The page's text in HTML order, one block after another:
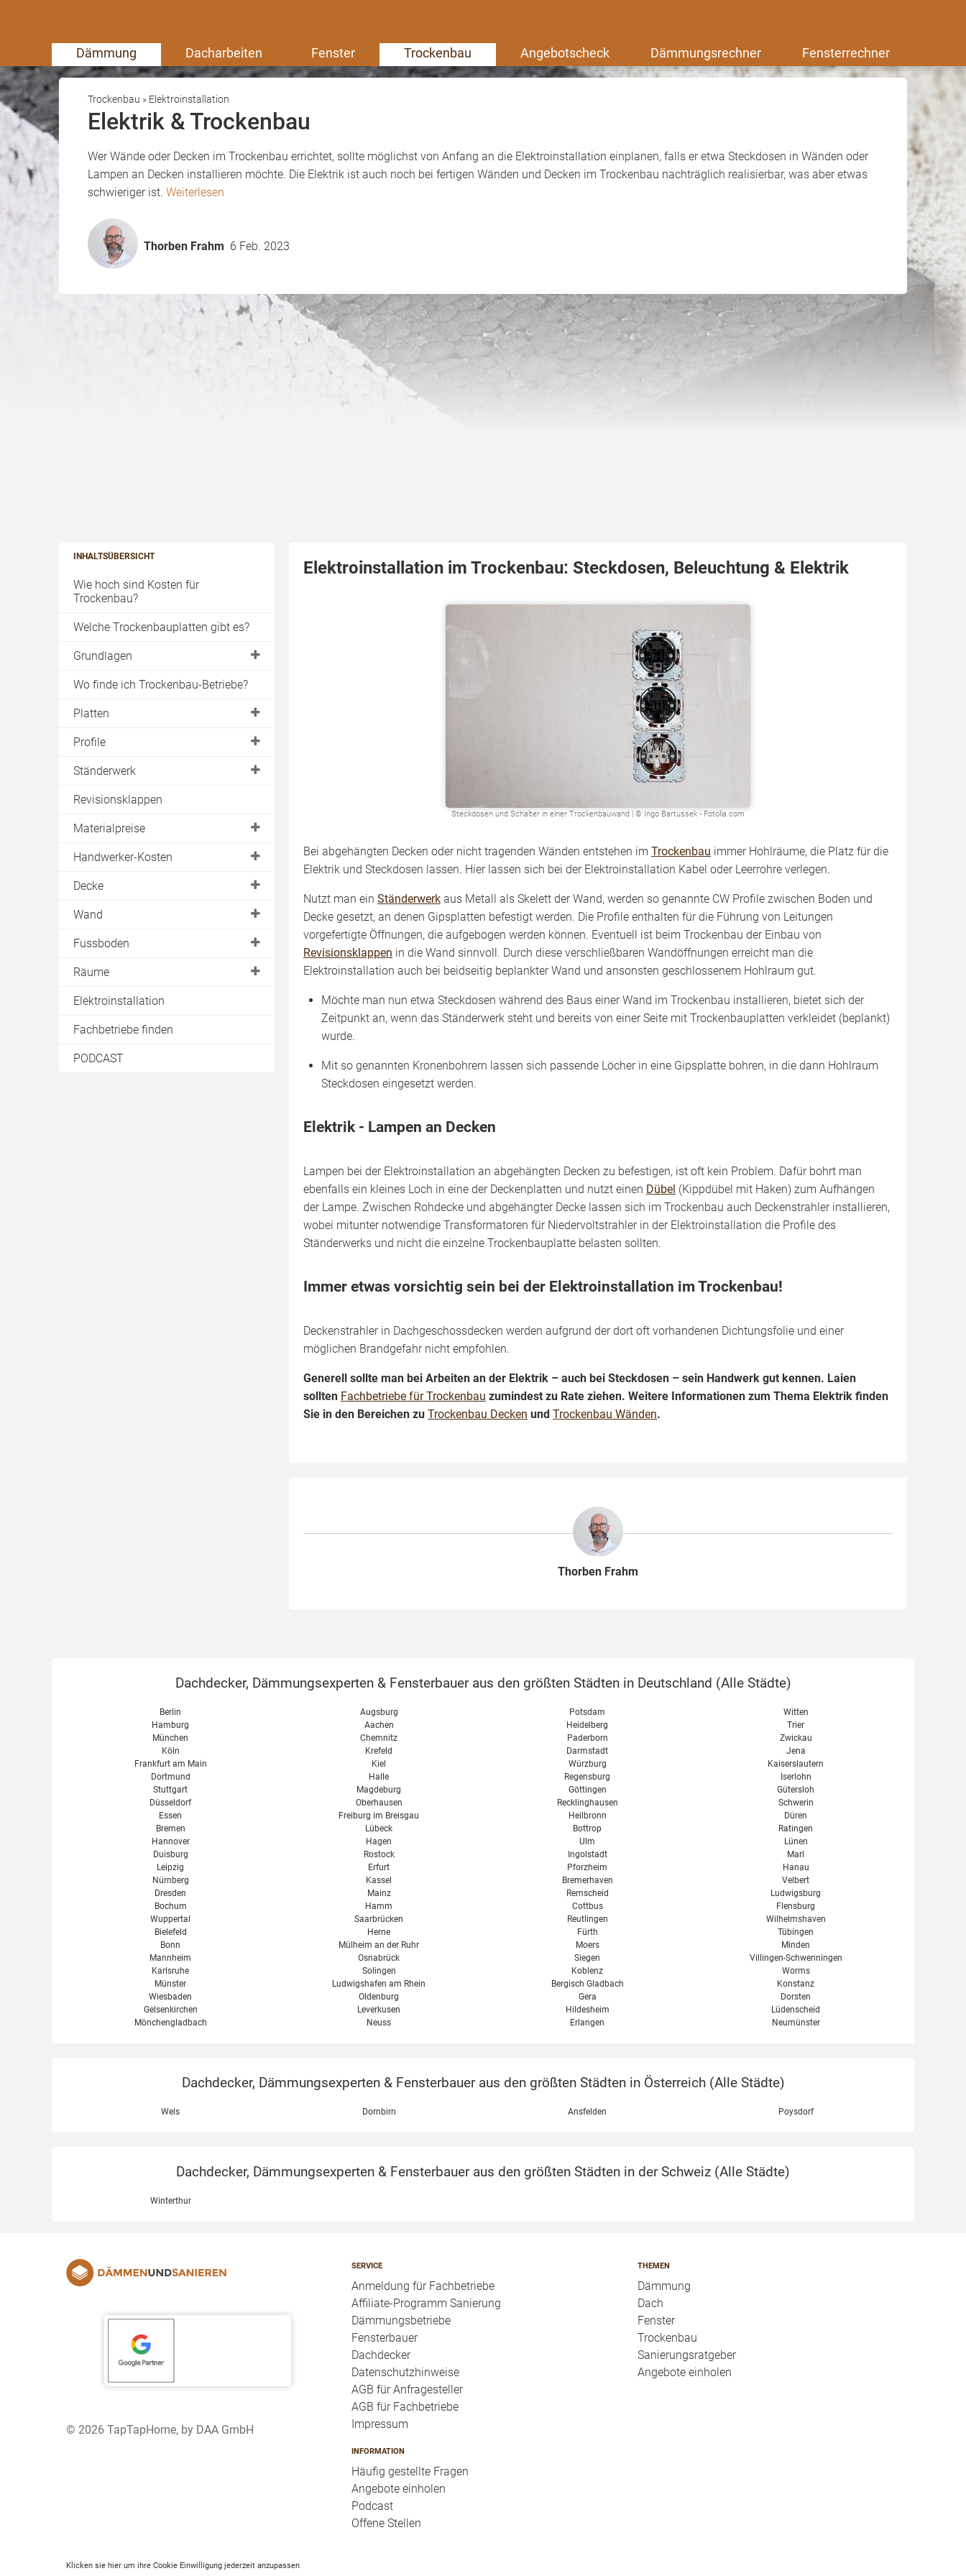
Dämmung Dacharbeiten Fenster Trockenbau Angebotscheck Dämmungsrechner Fensterrechner
Trockenbau » Elektroinstallation
Elektrik & Trockenbau
Wer Wände oder Decken im Trockenbau errichtet, sollte möglichst von Anfang an die Elektroinstallation einplanen, falls er etwa Steckdosen in Wänden oder
Lampen an Decken installieren möchte. Die Elektrik ist auch noch bei fertigen Wänden und Decken im Trockenbau nachträglich realisierbar, was aber etwas
schwieriger ist. Weiterlesen
Thorben Frahm 6 Feb. 2023
INHALTSÜBERSICHT
Wie hoch sind Kosten für
Trockenbau?
Welche Trockenbauplatten gibt es?
Grundlagen
DIN-Normen
Wo finde ich Trockenbau-Betriebe?
Platten
Rigipsplatten
Gipskartonplatten
Verbundplatten
Akustikplatten
Schallschutzplatten
Brandschutzplatten
Profile
C
CD
UA
UD
UW
Ständerwerk
Holzständerwerk
Revisionsklappen
Materialpreise
Gipskartonplatten
Trockenbauplatten
Handwerker-Kosten
Trockenbauwand
Trockenbaudecke
Decke
Deckenheizung
Akustikdecke
Wand
Metallständerwand
Wandheizung
Fussboden
Estrichelemente
Fussbodenheizung
Räume
Bad
Elektroinstallation
Fachbetriebe finden
PODCAST
Elektroinstallation im Trockenbau: Steckdosen, Beleuchtung & Elektrik
Steckdosen und Schalter in einer Trockenbauwand | © Ingo Bartussek - Fotolia.com
Bei abgehängten Decken oder nicht tragenden Wänden entstehen im Trockenbau immer Hohlräume, die Platz für die
Elektrik und Steckdosen lassen. Hier lassen sich bei der Elektroinstallation Kabel oder Leerrohre verlegen.
Nutzt man ein Ständerwerk aus Metall als Skelett der Wand, werden so genannte CW Profile zwischen Boden und
Decke gesetzt, an denen Gipsplatten befestigt werden. Die Profile enthalten für die Führung von Leitungen
vorgefertigte Öffnungen, die aufgebogen werden können. Eventuell ist beim Trockenbau der Einbau von
Revisionsklappen in die Wand sinnvoll. Durch diese verschließbaren Wandöffnungen erreicht man die
Elektroinstallation auch bei beidseitig beplankter Wand und ansonsten geschlossenem Hohlraum gut.
Möchte man nun etwa Steckdosen während des Baus einer Wand im Trockenbau installieren, bietet sich der
Zeitpunkt an, wenn das Ständerwerk steht und bereits von einer Seite mit Trockenbauplatten verkleidet (beplankt)
wurde.
Mit so genannten Kronenbohrern lassen sich passende Löcher in eine Gipsplatte bohren, in die dann Hohlraum
Steckdosen eingesetzt werden.
Elektrik - Lampen an Decken
Lampen bei der Elektroinstallation an abgehängten Decken zu befestigen, ist oft kein Problem. Dafür bohrt man
ebenfalls ein kleines Loch in eine der Deckenplatten und nutzt einen Dübel (Kippdübel mit Haken) zum Aufhängen
der Lampe. Zwischen Rohdecke und abgehängter Decke lassen sich im Trockenbau auch Deckenstrahler installieren,
wobei mitunter notwendige Transformatoren für Niedervoltstrahler in der Elektroinstallation die Profile des
Ständerwerks und nicht die einzelne Trockenbauplatte belasten sollten.
Immer etwas vorsichtig sein bei der Elektroinstallation im Trockenbau!
Deckenstrahler in Dachgeschossdecken werden aufgrund der dort oft vorhandenen Dichtungsfolie und einer
möglichen Brandgefahr nicht empfohlen.
Generell sollte man bei Arbeiten an der Elektrik – auch bei Steckdosen – sein Handwerk gut kennen. Laien
sollten Fachbetriebe für Trockenbau zumindest zu Rate ziehen. Weitere Informationen zum Thema Elektrik finden
Sie in den Bereichen zu Trockenbau Decken und Trockenbau Wänden.
Thorben Frahm
Dachdecker, Dämmungsexperten & Fensterbauer aus den größten Städten in Deutschland (Alle Städte)
Berlin
Hamburg
München
Köln
Frankfurt am Main
Dortmund
Stuttgart
Düsseldorf
Essen
Bremen
Hannover
Duisburg
Leipzig
Nürnberg
Dresden
Bochum
Wuppertal
Bielefeld
Bonn
Mannheim
Karlsruhe
Münster
Wiesbaden
Gelsenkirchen
Mönchengladbach
Augsburg
Aachen
Chemnitz
Krefeld
Kiel
Halle
Magdeburg
Oberhausen
Freiburg im Breisgau
Lübeck
Hagen
Rostock
Erfurt
Kassel
Mainz
Hamm
Saarbrücken
Herne
Mülheim an der Ruhr
Osnabrück
Solingen
Ludwigshafen am Rhein
Oldenburg
Leverkusen
Neuss
Potsdam
Heidelberg
Paderborn
Darmstadt
Würzburg
Regensburg
Göttingen
Recklinghausen
Heilbronn
Bottrop
Ulm
Ingolstadt
Pforzheim
Bremerhaven
Remscheid
Cottbus
Reutlingen
Fürth
Moers
Siegen
Koblenz
Bergisch Gladbach
Gera
Hildesheim
Erlangen
Witten
Trier
Zwickau
Jena
Kaiserslautern
Iserlohn
Gütersloh
Schwerin
Düren
Ratingen
Lünen
Marl
Hanau
Velbert
Ludwigsburg
Flensburg
Wilhelmshaven
Tübingen
Minden
Villingen-Schwenningen
Worms
Konstanz
Dorsten
Lüdenscheid
Neumünster
Dachdecker, Dämmungsexperten & Fensterbauer aus den größten Städten in Österreich (Alle Städte)
Wels Dornbirn Ansfelden Poysdorf
Dachdecker, Dämmungsexperten & Fensterbauer aus den größten Städten in der Schweiz (Alle Städte)
Winterthur
© 2026 TapTapHome, by DAA GmbH
SERVICE
Anmeldung für Fachbetriebe
Affiliate-Programm Sanierung
Dämmungsbetriebe
Fensterbauer
Dachdecker
Datenschutzhinweise
AGB für Anfragesteller
AGB für Fachbetriebe
Impressum
INFORMATION
Häufig gestellte Fragen
Angebote einholen
Podcast
Offene Stellen
THEMEN
Dämmung
Dach
Fenster
Trockenbau
Sanierungsratgeber
Angebote einholen
Klicken sie hier um ihre Cookie Einwilligung jederzeit anzupassen